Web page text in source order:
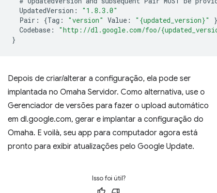
UpdatedVersion :
"1.8.3.0"
Pair : {Tag : "version" Value : "{updated_version}"
}
Codebase :
"http://dl.google.com/foo/
}
Depois de criar/alterar a configuração, ela pode ser
implantada no Omaha Servidor. Como alternativa, use o
Gerenciador de versões para fazer o upload automático
em dl.google.com, gerar e implantar a configuração do
Omaha. E voilà, seu app para computador agora está
pronto para exibir atualizações pelo Google Update.
Isso foi útil?